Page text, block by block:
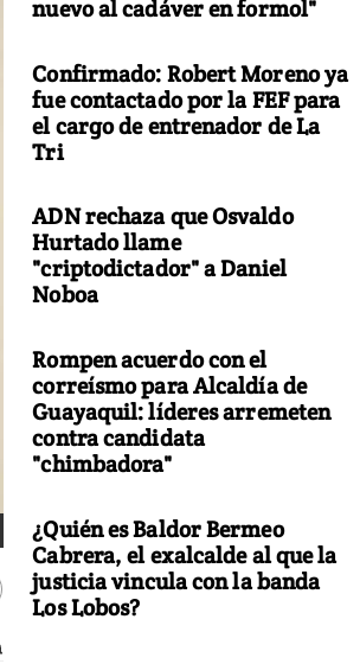
nuevo al cadáver en formol"
Confirmado: Robert Moreno ya
fue contactado por la FEF para
el cargo de entrenador de La
Tri
ADN rechaza que Osvaldo
Hurtado llame
"criptodictador" a Daniel
Noboa
Rompen acuerdo con el
correísmo para Alcaldía de
Guayaquil: líderes arremeten
contra candidata
"chimbadora"
¿Quién es Baldor Bermeo
Cabrera, el exalcalde al que la
justicia vincula con la banda
Los Lobos?